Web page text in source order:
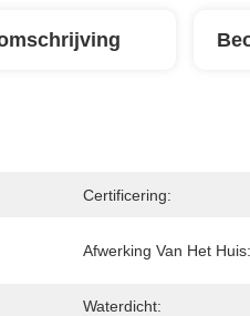
Certificering:
Afwerking Van Het Huis:
Waterdicht: